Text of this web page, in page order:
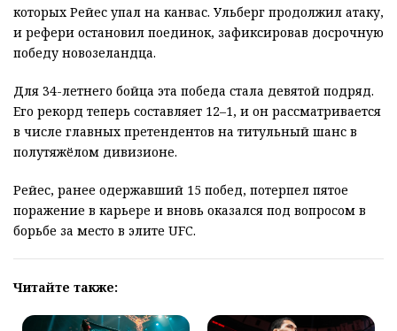
которых Рейес упал на канвас. Ульберг продолжил атаку,
и рефери остановил поединок, зафиксировав досрочную
победу новозеландца.
Для 34-летнего бойца эта победа стала девятой подряд.
Его рекорд теперь составляет 12–1, и он рассматривается
в числе главных претендентов на титульный шанс в
полутяжёлом дивизионе.
Рейес, ранее одержавший 15 побед, потерпел пятое
поражение в карьере и вновь оказался под вопросом в
борьбе за место в элите UFC.
Читайте также: